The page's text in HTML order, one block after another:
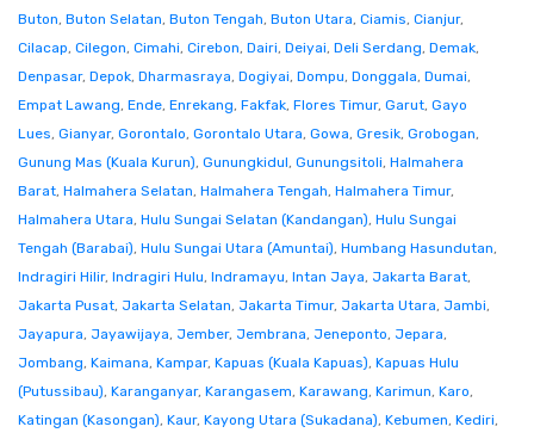
Buton, Buton Selatan, Buton Tengah, Buton Utara, Ciamis, Cianjur,
Cilacap, Cilegon, Cimahi, Cirebon, Dairi, Deiyai, Deli Serdang, Demak,
Denpasar, Depok, Dharmasraya, Dogiyai, Dompu, Donggala, Dumai,
Empat Lawang, Ende, Enrekang, Fakfak, Flores Timur, Garut, Gayo
Lues, Gianyar, Gorontalo, Gorontalo Utara, Gowa, Gresik, Grobogan,
Gunung Mas (Kuala Kurun), Gunungkidul, Gunungsitoli, Halmahera
Barat, Halmahera Selatan, Halmahera Tengah, Halmahera Timur,
Halmahera Utara, Hulu Sungai Selatan (Kandangan), Hulu Sungai
Tengah (Barabai), Hulu Sungai Utara (Amuntai), Humbang Hasundutan,
Indragiri Hilir, Indragiri Hulu, Indramayu, Intan Jaya, Jakarta Barat,
Jakarta Pusat, Jakarta Selatan, Jakarta Timur, Jakarta Utara, Jambi,
Jayapura, Jayawijaya, Jember, Jembrana, Jeneponto, Jepara,
Jombang, Kaimana, Kampar, Kapuas (Kuala Kapuas), Kapuas Hulu
(Putussibau), Karanganyar, Karangasem, Karawang, Karimun, Karo,
Katingan (Kasongan), Kaur, Kayong Utara (Sukadana), Kebumen, Kediri,